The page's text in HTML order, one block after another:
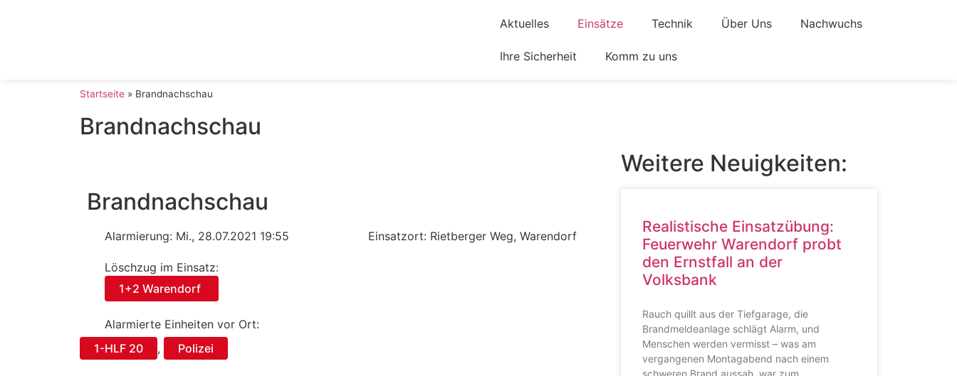
Aktuelles Einsätze Technik Über Uns Nachwuchs
Ihre Sicherheit Komm zu uns
Startseite » Brandnachschau
Brandnachschau
Brandnachschau
Alarmierung: Mi., 28.07.2021 19:55 Einsatzort: Rietberger Weg, Warendorf
Löschzug im Einsatz:
1+2 Warendorf
Alarmierte Einheiten vor Ort:
1-HLF 20
, Polizei
Weitere Neuigkeiten:
Realistische Einsatzübung:
Feuerwehr Warendorf probt
den Ernstfall an der
Volksbank
Rauch quillt aus der Tiefgarage, die
Brandmeldeanlage schlägt Alarm, und
Menschen werden vermisst – was am
vergangenen Montagabend nach einem
schweren Brand aussah, war zum